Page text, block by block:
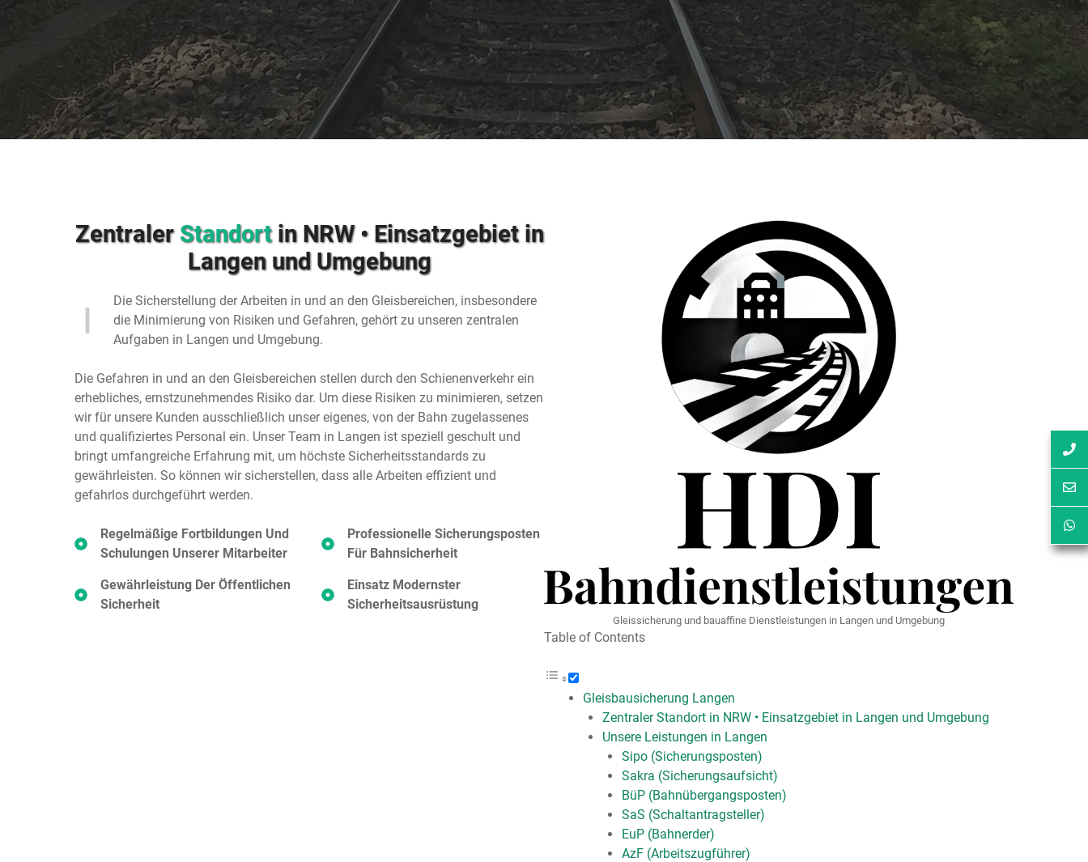
Zentraler Standortin NRW • Einsatzgebiet in
Langen und Umgebung
Die Sicherstellung der Arbeiten in und an den Gleisbereichen, insbesondere
die Minimierung von Risiken und Gefahren, gehört zu unseren zentralen
Aufgaben in Langen und Umgebung.
Die Gefahren in und an den Gleisbereichen stellen durch den Schienenverkehr ein
erhebliches, ernstzunehmendes Risiko dar. Um diese Risiken zu minimieren, setzen
wir für unsere Kunden ausschließlich unser eigenes, von der Bahn zugelassenes
und qualifiziertes Personal ein. Unser Team in Langen ist speziell geschult und
bringt umfangreiche Erfahrung mit, um höchste Sicherheitsstandards zu
gewährleisten. So können wir sicherstellen, dass alle Arbeiten effizient und
gefahrlos durchgeführt werden.
Regelmäßige Fortbildungen Und
Schulungen Unserer Mitarbeiter
Gewährleistung Der Öffentlichen
Sicherheit
Professionelle Sicherungsposten
Für Bahnsicherheit
Einsatz Modernster
Sicherheitsausrüstung
Gleissicherung und bauaffine Dienstleistungen in Langen und Umgebung
Table of Contents
Gleisbausicherung Langen
Zentraler Standort in NRW • Einsatzgebiet in Langen und Umgebung
Unsere Leistungen in Langen
Sipo (Sicherungsposten)
Sakra (Sicherungsaufsicht)
BüP (Bahnübergangsposten)
SaS (Schaltantragsteller)
EuP (Bahnerder)
AzF (Arbeitszugführer)